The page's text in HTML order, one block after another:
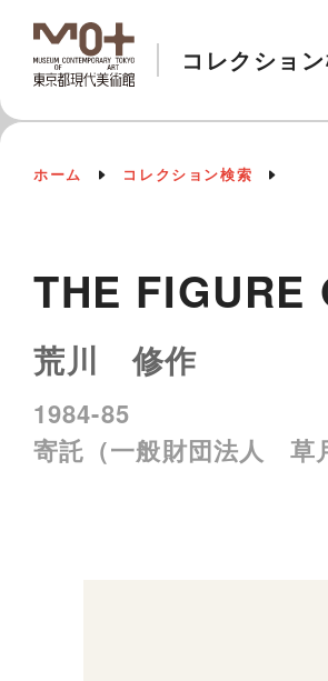
コレクショ
ホーム コレクション検索
THE FIGURE
荒川 修作
1984-85
寄託（一般財団法人 草